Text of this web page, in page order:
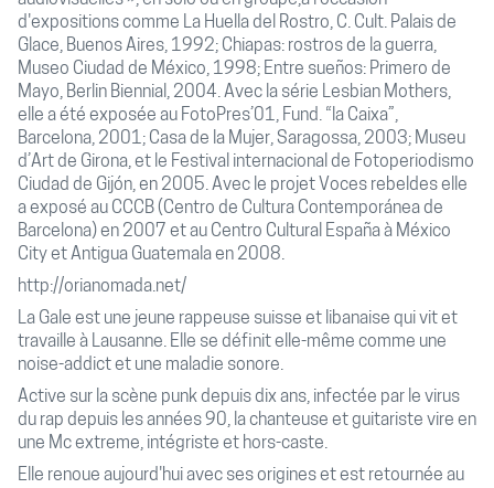
d'expositions comme La Huella del Rostro, C. Cult. Palais de
Glace, Buenos Aires, 1992; Chiapas: rostros de la guerra,
Museo Ciudad de México, 1998; Entre sueños: Primero de
Mayo, Berlin Biennial, 2004. Avec la série Lesbian Mothers,
elle a été exposée au FotoPres’01, Fund. “la Caixa”,
Barcelona, 2001; Casa de la Mujer, Saragossa, 2003; Museu
d’Art de Girona, et le Festival internacional de Fotoperiodismo
Ciudad de Gijón, en 2005. Avec le projet Voces rebeldes elle
a exposé au CCCB (Centro de Cultura Contemporánea de
Barcelona) en 2007 et au Centro Cultural España à México
City et Antigua Guatemala en 2008.
http://orianomada.net/
La Gale est une jeune rappeuse suisse et libanaise qui vit et
travaille à Lausanne. Elle se définit elle-même comme une
noise-addict et une maladie sonore.
Active sur la scène punk depuis dix ans, infectée par le virus
du rap depuis les années 90, la chanteuse et guitariste vire en
une Mc extreme, intégriste et hors-caste.
Elle renoue aujourd'hui avec ses origines et est retournée au